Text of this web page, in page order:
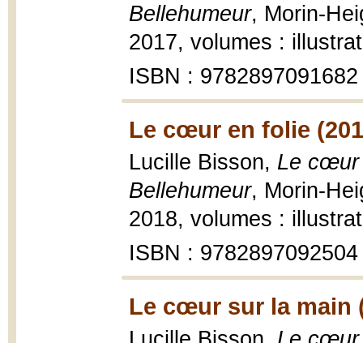
Bellehumeur, Morin-
2017, volumes :
ISBN : 9782897091682
Le cœur en folie
Lucille Bisson, Le cœur
Bellehumeur, Morin-
2018, volumes :
ISBN : 9782897092504
Le cœur sur la main